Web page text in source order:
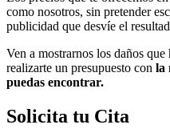
como nosotros, sin pretender
publicidad que desvíe el
Ven a mostrarnos los daños
realizarte un presupuesto con la
puedas encontrar.
Solicita tu Cita